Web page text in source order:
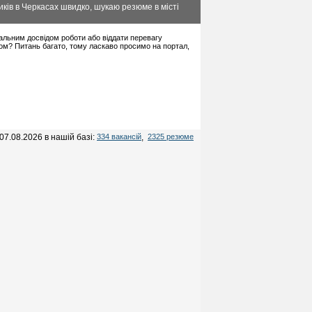
в Черкасах швидко, шукаю резюме в місті
досвідом роботи або віддати перевагу
Питань багато, тому ласкаво просимо на портал,
в нашій базі: 334 вакансій, 2325 резюме